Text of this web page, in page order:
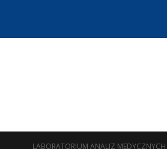
LABORATORIUM ANALIZ